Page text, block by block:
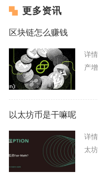
更多资讯
区块链怎么赚钱
详情
产
以太坊币是干嘛呢
详情
太